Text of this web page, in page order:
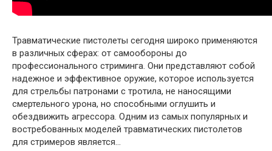
Травматические пистолеты сегодня широко применяются
в различных сферах: от самообороны до
профессионального стриминга. Они представляют собой
надежное и эффективное оружие, которое используется
для стрельбы патронами с тротила, не наносящими
смертельного урона, но способными оглушить и
обездвижить агрессора. Одним из самых популярных и
востребованных моделей травматических пистолетов
для стримеров является…